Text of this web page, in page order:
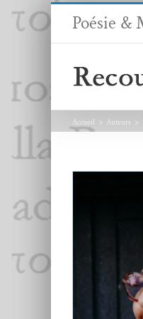
Passer
Poésie &
Accueil Auteurs